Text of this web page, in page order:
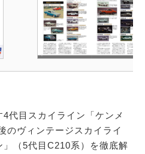
代目スカイライン「ケンメ
のヴィンテージスカイライ
（5代目C210系）を徹底解